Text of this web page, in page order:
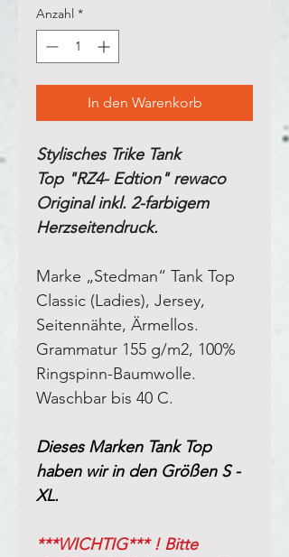
Anzahl *
In den Warenkorb
Stylisches Trike Tank
Top "RZ4- Edtion" rewaco
Original inkl. 2-farbigem
Herzseitendruck.
Marke „Stedman“ Tank Top
Classic (Ladies), Jersey,
Seitennähte, Ärmellos.
Grammatur 155 g/m2, 100%
Ringspinn-Baumwolle.
Waschbar bis 40 C.
Dieses Marken Tank Top
haben wir in den Größen S -
XL.
***WICHTIG*** ! Bitte